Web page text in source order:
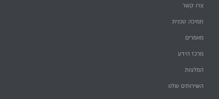
צרו קשר
תמיכה טכנית
מאמרים
מרכז הידע
המלצות
השירותים שלנו